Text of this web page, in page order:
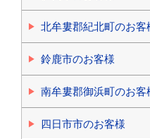
北牟婁郡紀北町のお客
鈴鹿市のお客様
南牟婁郡御浜町のお客
四日市市のお客様